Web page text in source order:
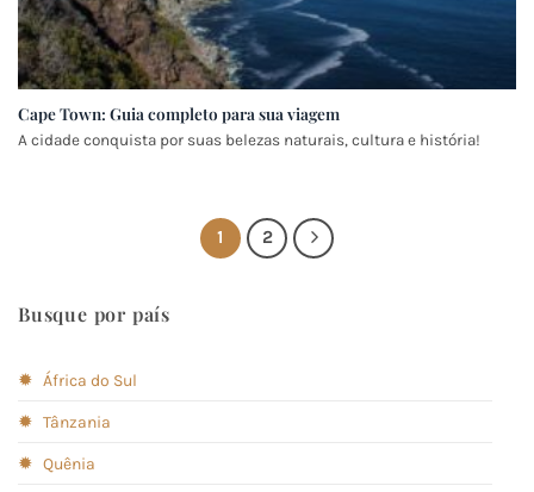
Cape Town: Guia completo para sua viagem
A cidade conquista por suas belezas naturais, cultura e história!
1 2
Busque por país
✹ África do Sul
✹ Tânzania
✹ Quênia